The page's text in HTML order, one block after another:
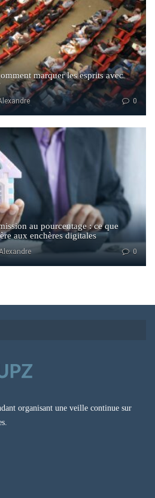
marquer les esprits avec
0
au pourcentage : ce que
aux enchères digitales
0
organisant une veille continue sur